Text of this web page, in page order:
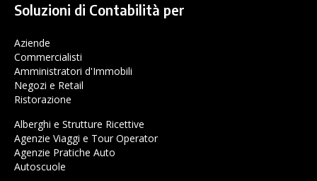
Soluzioni di Contabilità per
Aziende
Commercialisti
Amministratori d'Immobili
Negozi e Retail
Ristorazione
Alberghi e Strutture Ricettive
Agenzie Viaggi e Tour Operator
Agenzie Pratiche Auto
Autoscuole